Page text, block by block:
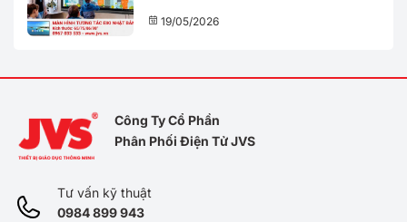
19/05/2026
Công Ty Cổ Phần
Phân Phối Điện Tử JVS
Tư vấn kỹ thuật
0984 899 943